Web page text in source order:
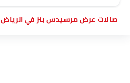
صالات عرض مرسيدس بنز في الرياض‎